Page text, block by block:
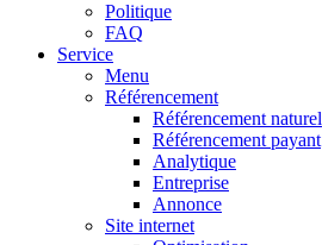
Politique
FAQ
Service
Menu
Référencement
Référencement naturel
Référencement payant
Analytique
Entreprise
Annonce
Site internet